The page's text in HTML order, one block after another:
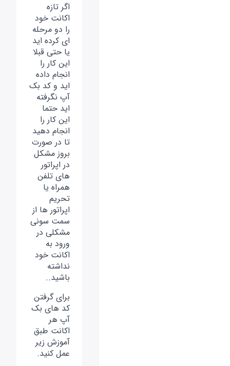
اگر تازه
اکانت خود
را دو مرحله
ای کرده اید
یا حتی قبلا
این کار را
انجام داده
اید و کد بک
آپ نگرفته
اید حتما
این کار را
انجام دهید
تا در صورت
بروز مشکل
در اپراتور
های تلفن
همراه یا
تحریم
اپراتور ها از
سمت سونی
مشکلی در
ورود به
اکانت خود
نداشته
باشید..
برای گرفتن
کد های بک
آپ هر
اکانت طبق
آموزش زیر
عمل کنید.